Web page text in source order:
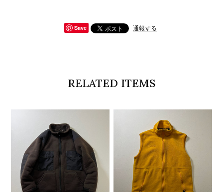
Save 通報する
RELATED ITEMS